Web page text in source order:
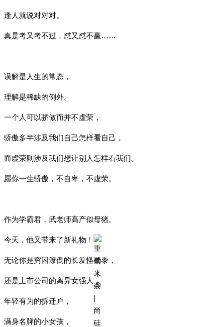
逢人就说对对对。
真是考又考不过，怼又怼不赢……
误解是人生的常态，
理解是稀缺的例外。
一个人可以骄傲而并不虚荣，
骄傲多半涉及我们自己怎样看自己，
而虚荣则涉及我们想让别人怎样看我们。
愿你一生骄傲，不自卑，不虚荣。
作为学霸君，武老师高产似母猪。
今天，他又带来了新礼物！
无论你是穷困潦倒的长发怪蜀黍，
还是上市公司的离异女强人，
年轻有为的拆迁户，
满身名牌的小女孩，